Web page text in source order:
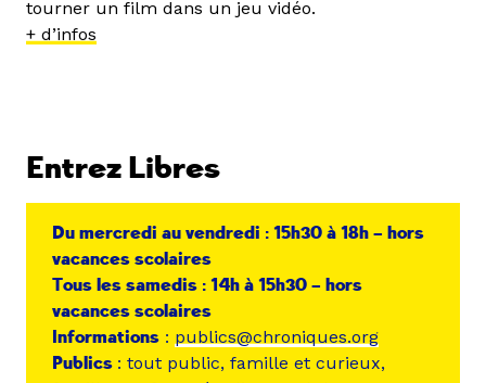
tourner un film dans un jeu vidéo.
+ d’infos
Entrez Libres
Du mercredi au vendredi : 15h30 à 18h – hors
vacances scolaires
Tous les samedis : 14h à 15h30 – hors
vacances scolaires
Informations : publics@chroniques.org
Publics : tout public, famille et curieux,